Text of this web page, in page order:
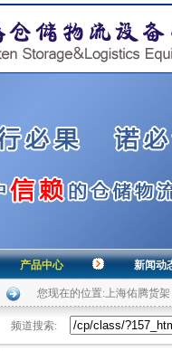
产品中心 新闻动
您现在的位置:上海佑腾货
频道搜索: